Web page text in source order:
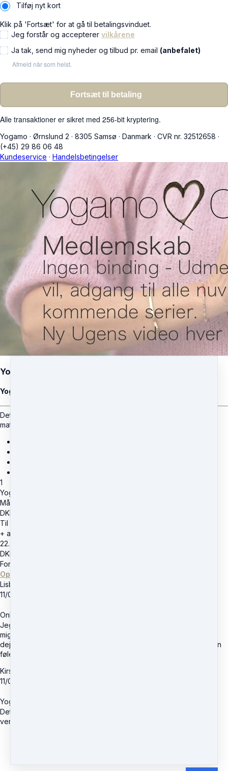
Tilføj nyt kort
Klik på 'Fortsæt' for at gå til betalingsvinduet.
Jeg forstår og accepterer vilkårene
Ja tak, send mig nyheder og tilbud pr. email (anbefalet)
Afmeld når som helst.
Fortsæt til betaling
Alle transaktioner er sikret med 256-bit kryptering.
Yogamo · Ørnslund 2 · 8305 Samsø · Danmark · CVR nr. 32512658 ·
(+45) 29 86 06 48
Kundeservice · Handelsbetingelser
Yogamo Online Medlemskab
Yoga hjemme hos dig selv
Dette medlemskab giver dig adgang til alt Yogamo Online
materialet.
1
Yogamo Online Medlemskab
Månedligt medlemskab - 14 dages gratis prøveperiode
DKK
Til betaling i dag
+ andre betalinger
22. Aug
DKK
Fornyes månedligt til
Opsig når som helst.
Lisbeth Meldgaard
11/03-2026
Online yoga
Jeg bruger Yogamo online fordi jeg kan gøre det når det passer
mig, og når jeg har tid til eller behov for det. Jeg synes det er så
dejligt at man kan se de forskellige emner - og så vælge den man
føler for på dagen.
Kirstine
11/03-2026
Yoga online
Det er nemt, at jeg kan "gå til yoga" lige, når det passer mig. Kan
vende tilbage til nogle øvelser, der passer til min krop.